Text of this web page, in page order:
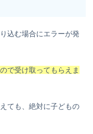
込む場合にエラーが発
で受け取ってもらえま
ても、絶対に子どもの